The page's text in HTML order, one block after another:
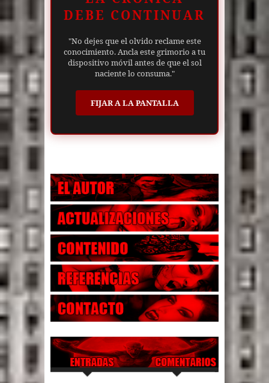
DEBE CONTINUAR
"No dejes que el olvido reclame este
conocimiento. Ancla este grimorio a tu
dispositivo móvil antes de que el sol
naciente lo consuma."
FIJAR A LA PANTALLA